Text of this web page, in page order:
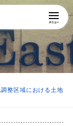
整区域における土地